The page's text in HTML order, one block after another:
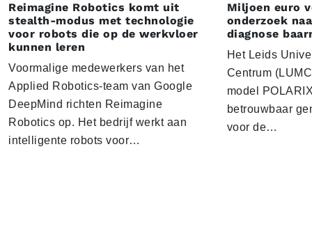
Reimagine Robotics komt uit
stealth-modus met technologie
voor robots die op de werkvloer
kunnen leren
Voormalige medewerkers van het
Applied Robotics-team van Google
DeepMind richten Reimagine
Robotics op. Het bedrijf werkt aan
intelligente robots voor…
Miljoen euro
onderzoek
diagnose
Het Leids
Centrum
model
betrouwbaar
voor de…